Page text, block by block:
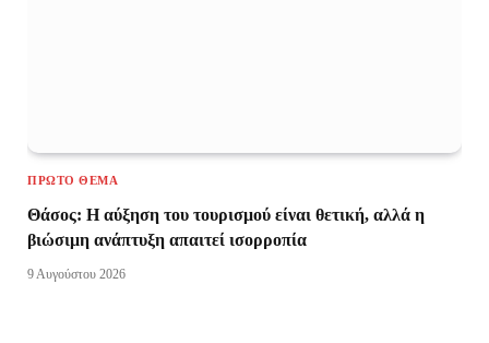
ΠΡΏΤΟ ΘΈΜΑ
Θάσος: Η αύξηση του τουρισμού είναι θετική, αλλά η
βιώσιμη ανάπτυξη απαιτεί ισορροπία
9 Αυγούστου 2026